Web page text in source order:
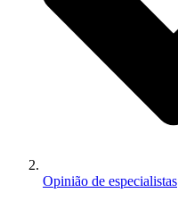
Opinião de especialistas